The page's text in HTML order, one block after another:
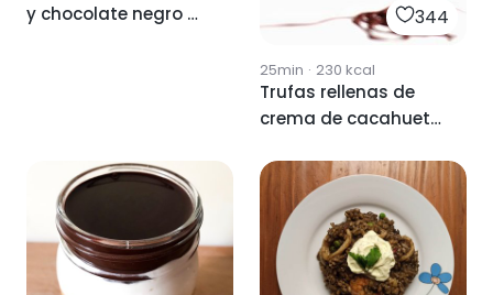
y chocolate negro 🍫
344
25min · 230 kcal
Trufas rellenas de
crema de cacahuete
chocolate negro